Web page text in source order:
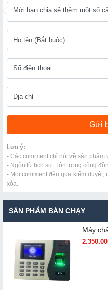
Lưu ý:
- Các comment chỉ nói về sản phẩm
- Ngôn từ lịch sự. Tôn trọng cộng
- Mọi comment đều qua kiểm
xóa.
SẢN PHẨM BÁN CHẠY
Máy